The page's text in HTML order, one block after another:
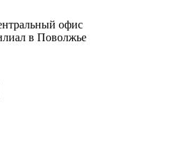
офис
в Поволжье